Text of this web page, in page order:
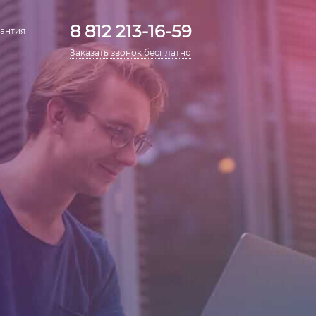
8 812 213-16-59
Заказать звонок бесплатно